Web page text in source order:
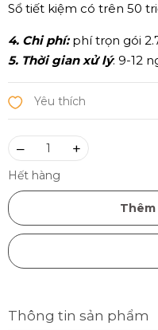
Sổ tiết kiệm có trên 50
4. Chi phí: phí trọn gói
5. Thời gian xử lý: 9-12
– +
Hết hàng
Thêm
Thông tin sản phẩm